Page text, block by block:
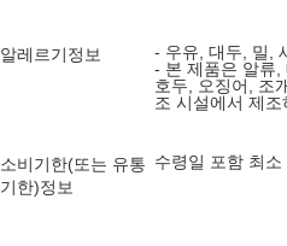
알레르기정보
- 우유, 대두, 밀,
- 본 제품은 알류,
호두, 오징어, 조
조 시설에서 제
소비기한(또는 유통
기한)정보
수령일 포함 최